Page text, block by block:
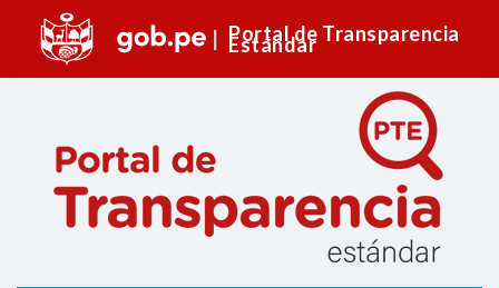
Portal de Transparencia
Estándar